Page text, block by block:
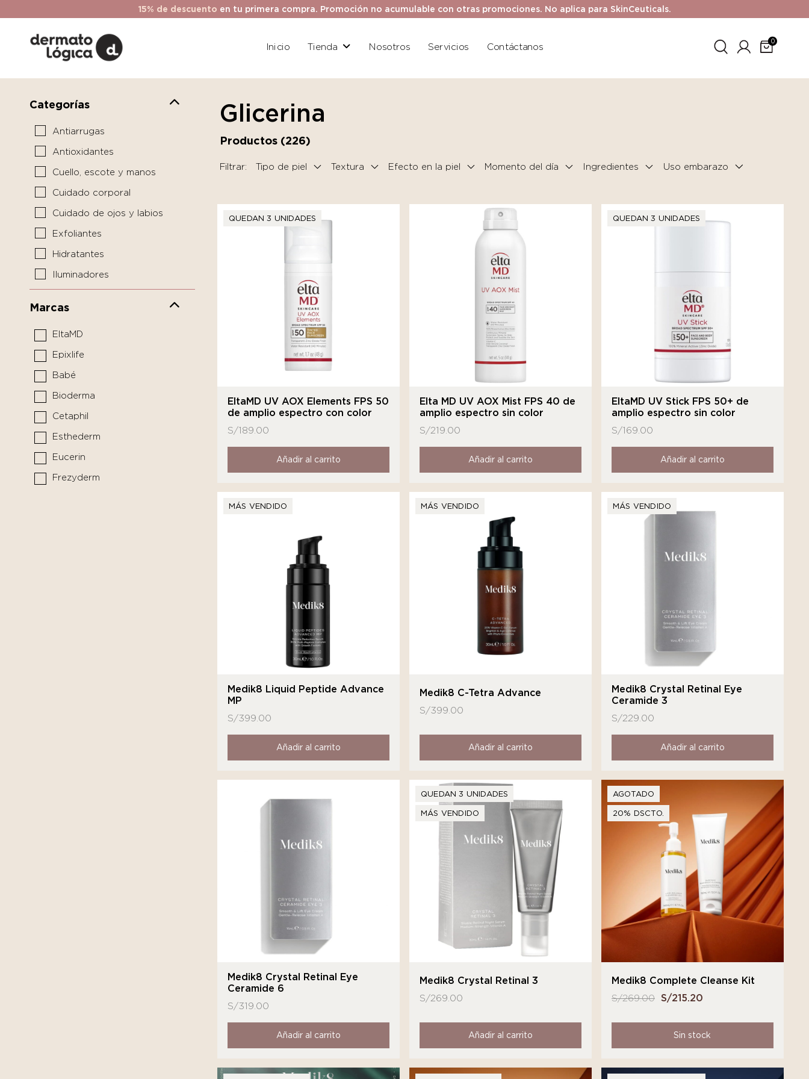
15% de descuento en tu primera compra. Promoción no acumulable con otras promociones. No aplica para SkinCeuticals.
Inicio Tienda Nosotros Servicios Contáctanos
0
Categorías
Antiarrugas
Antioxidantes
Cuello, escote y manos
Cuidado corporal
Cuidado de ojos y labios
Exfoliantes
Hidratantes
Iluminadores
Pediátrico
Protectores solares
Sérums y boosters
Cuidado del Cabello
Limpiador
Medicina funcional
Marcas
EltaMD
Epixlife
Babé
Bioderma
Cetaphil
Esthederm
Eucerin
Frezyderm
Glicerina
Productos (226)
Filtrar: Tipo de piel Textura Efecto en la piel Momento del día Ingredientes
QUEDAN 3 UNIDADES
EltaMD UV AOX Elements FPS 50
de amplio espectro con color
S/189.00
Añadir al carrito
Elta MD UV AOX Mist FPS 40 de
amplio espectro sin color
S/219.00
Añadir al carrito
QUEDAN 3 UNIDADES
EltaMD UV Stick FPS 50+ de
amplio espectro sin color
S/169.00
Añadir al carrito
MÁS VENDIDO
Medik8 Liquid Peptide Advance
MP
S/399.00
Añadir al carrito
MÁS VENDIDO
Medik8 C-Tetra Advance
S/399.00
Añadir al carrito
MÁS VENDIDO
Medik8 Crystal Retinal Eye
Ceramide 3
S/229.00
Añadir al carrito
Medik8 Crystal Retinal Eye
Ceramide 6
S/319.00
Añadir al carrito
QUEDAN 3 UNIDADES
MÁS VENDIDO
Medik8 Crystal Retinal 3
S/269.00
Añadir al carrito
AGOTADO
20% DSCTO.
Medik8 Complete Cleanse Kit
S/269.00 El
era:
S/215.20
es:
Sin stock